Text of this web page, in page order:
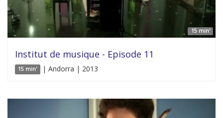
15 min'
Institut de musique - Episode 11
15 min' | Andorra | 2013